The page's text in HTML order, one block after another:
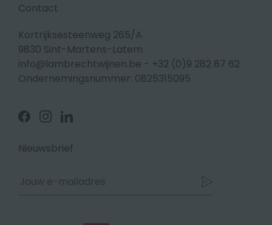
Contact
Kortrijksesteenweg 265/A
9830 Sint-Martens-Latem
info@lambrechtwijnen.be - +32 (0)9 282 87 62
Ondernemingsnummer: 0825315095
Volg
ons
Facebook
Volg
ons
Instagram
Volg
ons
Linkedin
Nieuwsbrief